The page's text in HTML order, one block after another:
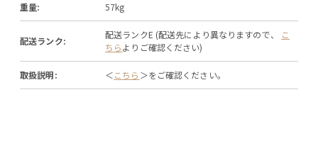
重量: 57kg
配送ランク:
配送ランクE (配送先により異なりますので、
こ
ちらよりご確認ください)
取扱説明: ＜こちら ＞をご確認ください。